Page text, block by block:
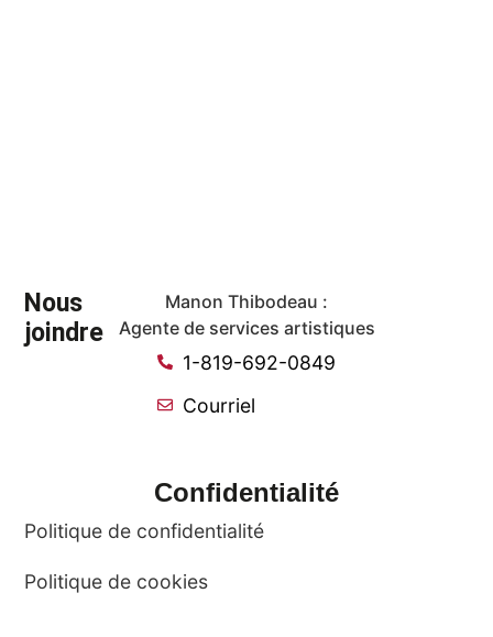
Nous
joindre
Manon Thibodeau :
Agente de services artistiques
1-819-692-0849
Courriel
Confidentialité
Politique de confidentialité
Politique de cookies